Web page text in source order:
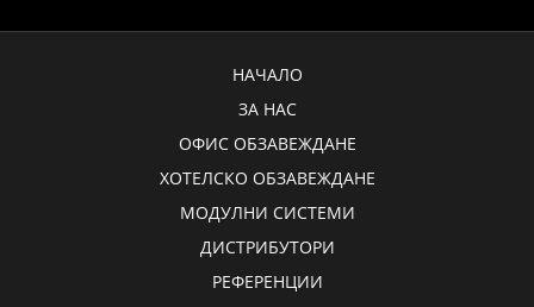
НАЧАЛО
ЗА НАС
ОФИС ОБЗАВЕЖДАНЕ
ХОТЕЛСКО ОБЗАВЕЖДАНЕ
МОДУЛНИ СИСТЕМИ
ДИСТРИБУТОРИ
РЕФЕРЕНЦИИ